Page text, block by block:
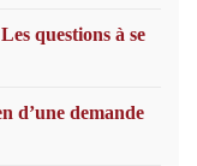
questions à se
d’une demande